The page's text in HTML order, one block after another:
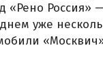
«Рено Россия»
уже